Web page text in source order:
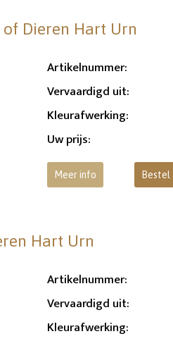
Dieren Hart Urn
Artikelnummer:
Vervaardigd uit:
Kleurafwerking:
Uw prijs:
Meer info Bestel
Hart Urn
Artikelnummer:
Vervaardigd uit:
Kleurafwerking: